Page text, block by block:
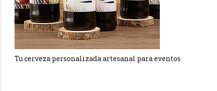
Tu cerveza personalizada artesanal para eventos